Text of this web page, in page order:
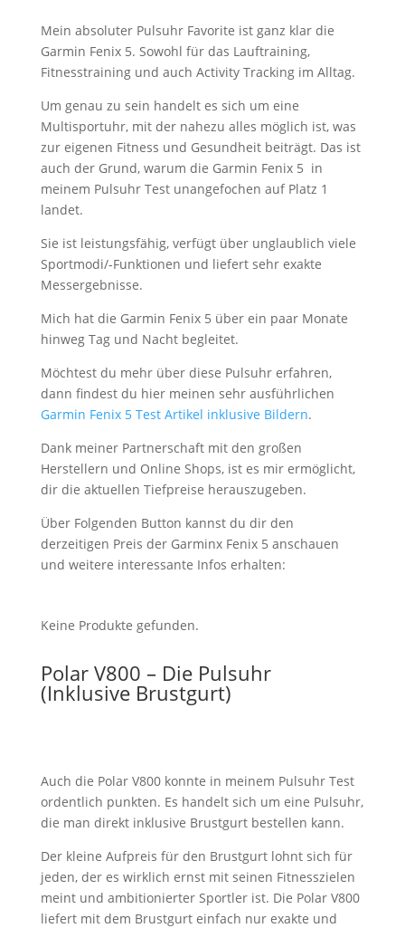
Mein absoluter Pulsuhr Favorite ist ganz klar die
Garmin Fenix 5. Sowohl für das Lauftraining,
Fitnesstraining und auch Activity Tracking im Alltag.
Um genau zu sein handelt es sich um eine
Multisportuhr, mit der nahezu alles möglich ist, was
zur eigenen Fitness und Gesundheit beiträgt. Das ist
auch der Grund, warum die Garmin Fenix 5 in
meinem Pulsuhr Test unangefochen auf Platz 1
landet.
Sie ist leistungsfähig, verfügt über unglaublich viele
Sportmodi/-Funktionen und liefert sehr exakte
Messergebnisse.
Mich hat die Garmin Fenix 5 über ein paar Monate
hinweg Tag und Nacht begleitet.
Möchtest du mehr über diese Pulsuhr erfahren,
dann findest du hier meinen sehr ausführlichen
Garmin Fenix 5 TestArtikel inklusive Bildern.
Dank meiner Partnerschaft mit den großen
Herstellern und Online Shops, ist es mir ermöglicht,
dir die aktuellen Tiefpreise herauszugeben.
Über Folgenden Button kannst du dir den
derzeitigen Preis der Garminx Fenix 5 anschauen
und weitere interessante Infos erhalten:
Keine Produkte gefunden.
Polar V800 – Die Pulsuhr
(Inklusive Brustgurt)
Auch die Polar V800 konnte in meinem Pulsuhr Test
ordentlich punkten. Es handelt sich um eine Pulsuhr,
die man direkt inklusive Brustgurt bestellen kann.
Der kleine Aufpreis für den Brustgurt lohnt sich für
jeden, der es wirklich ernst mit seinen Fitnesszielen
meint und ambitionierter Sportler ist. Die Polar V800
liefert mit dem Brustgurt einfach nur exakte und